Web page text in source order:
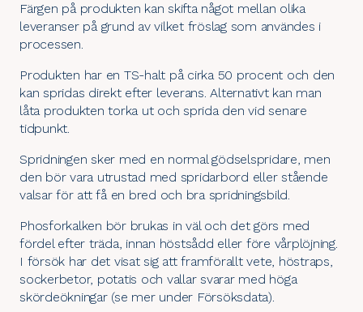
Färgen på produkten kan skifta något mellan olika
leveranser på grund av vilket fröslag som användes i
processen.
Produkten har en TS-halt på cirka 50 procent och den
kan spridas direkt efter leverans. Alternativt kan man
låta produkten torka ut och sprida den vid senare
tidpunkt.
Spridningen sker med en normal gödselspridare, men
den bör vara utrustad med spridarbord eller stående
valsar för att få en bred och bra spridningsbild.
Phosforkalken bör brukas in väl och det görs med
fördel efter träda, innan höstsådd eller före vårplöjning.
I försök har det visat sig att framförallt vete, höstraps,
sockerbetor, potatis och vallar svarar med höga
skördeökningar (se mer under Försöksdata).